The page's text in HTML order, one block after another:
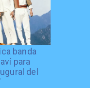
banda
para
del